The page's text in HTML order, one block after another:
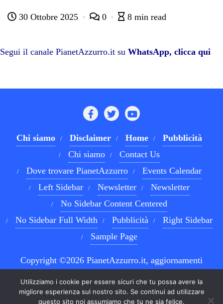
bo tte ts
pp
gr
m
ed di
di
30 Ottobre 2025 0 8 min read
Segui il canale PianetAzzurro.it su WhatsApp, clicca qui
Chi siamo Disclaimer Home
Pubblicità
Chi siamo
Contact Us
Dove trovare PianetAzzurro
Events Calendar
Left Sidebar
Newsletter
Newsletter
No Sidebar Content Centered
No Sidebar Full Width
Pubblicità
Right Sidebar
Sample Page
Copyright ©2026 PianetAzzurro.it, aggiornamenti
rights reserved.Powered byWordPress & Designed by
Utilizziamo i cookie per essere sicuri che tu possa avere la
migliore esperienza sul nostro sito. Se continui ad utilizzare
questo sito noi assumiamo che tu ne sia felice.